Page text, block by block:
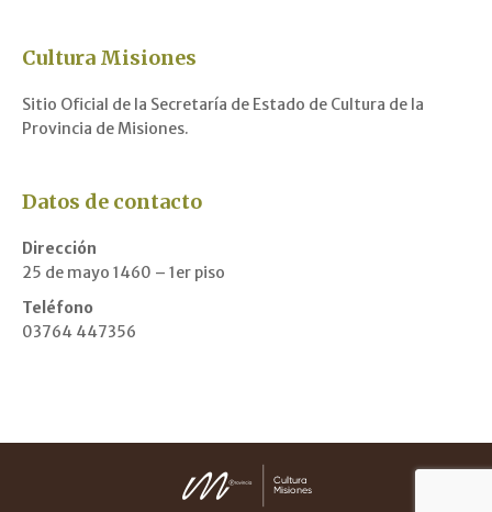
Cultura Misiones
Sitio Oficial de la Secretaría de Estado de Cultura de la
Provincia de Misiones.
Datos de contacto
Dirección
25 de mayo 1460 – 1er piso
Teléfono
03764 447356